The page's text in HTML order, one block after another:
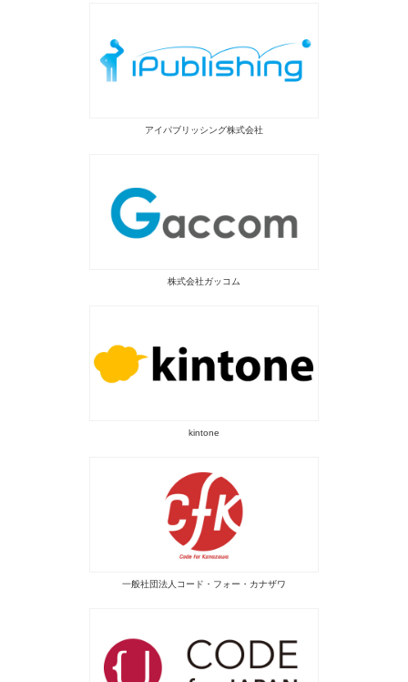
アイパブリッシング株式会社
株式会社ガッコム
kintone
一般社団法人コード・フォー・カナザワ